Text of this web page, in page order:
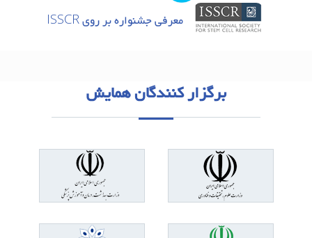
معرفی جشنواره بر روی ISSCR
برگزار کنندگان همایش